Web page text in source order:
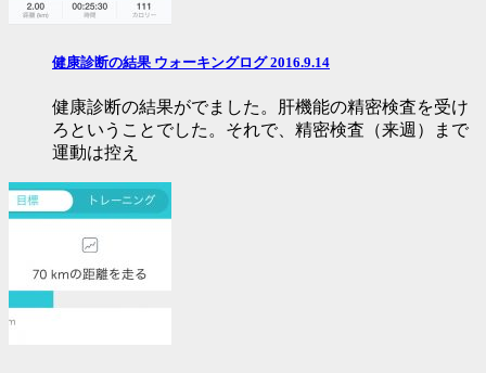
健康診断の結果 ウォーキングログ 2016.9.14
健康診断の結果がでました。肝機能の精密検査を受け
ろということでした。それで、精密検査（来週）まで
運動は控え